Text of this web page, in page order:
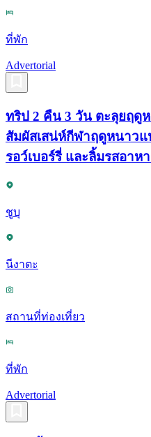
ที่พัก
Advertorial
ทริป 2 คืน 3 วัน ตะลุยฤดู
สัมผัสเสน่ห์กีฬาฤดูหนาวแ
รอว์เบอร์รี่ และลิ้มรสอาห
ชูบุ
นีงาตะ
สถานที่ท่องเที่ยว
ที่พัก
Advertorial